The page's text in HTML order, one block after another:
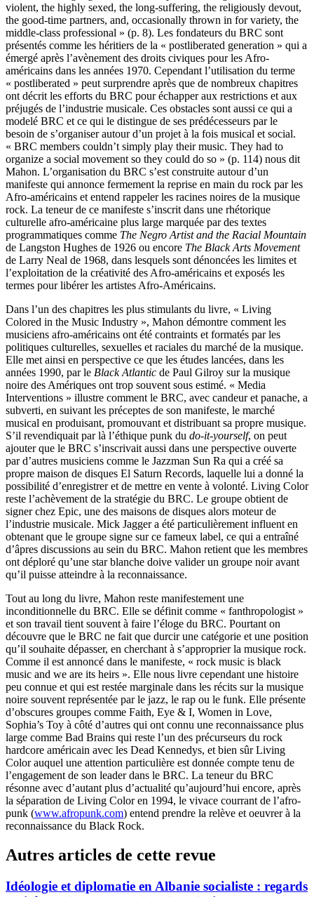
violent, the highly sexed, the long-suffering, the religiously devout,
the good-time partners, and, occasionally thrown in for variety, the
middle-class professional » (p. 8). Les fondateurs du BRC sont
présentés comme les héritiers de la « postliberated generation » qui a
émergé après l’avènement des droits civiques pour les Afro-
américains dans les années 1970. Cependant l’utilisation du terme
« postliberated » peut surprendre après que de nombreux chapitres
ont décrit les efforts du BRC pour échapper aux restrictions et aux
préjugés de l’industrie musicale. Ces obstacles sont aussi ce qui a
modelé BRC et ce qui le distingue de ses prédécesseurs par le
besoin de s’organiser autour d’un projet à la fois musical et social.
« BRC members couldn’t simply play their music. They had to
organize a social movement so they could do so » (p. 114) nous dit
Mahon. L’organisation du BRC s’est construite autour d’un
manifeste qui annonce fermement la reprise en main du rock par les
Afro-américains et entend rappeler les racines noires de la musique
rock. La teneur de ce manifeste s’inscrit dans une rhétorique
culturelle afro-américaine plus large marquée par des textes
programmatiques comme The Negro Artist and the Racial Mountain
de Langston Hughes de 1926 ou encore The Black Arts Movement
de Larry Neal de 1968, dans lesquels sont dénoncées les limites et
l’exploitation de la créativité des Afro-américains et exposés les
termes pour libérer les artistes Afro-Américains.
Dans l’un des chapitres les plus stimulants du livre, « Living
Colored in the Music Industry », Mahon démontre comment les
musiciens afro-américains ont été contraints et formatés par les
politiques culturelles, sexuelles et raciales du marché de la musique.
Elle met ainsi en perspective ce que les études lancées, dans les
années 1990, par le Black Atlantic de Paul Gilroy sur la musique
noire des Amériques ont trop souvent sous estimé. « Media
Interventions » illustre comment le BRC, avec candeur et panache, a
subverti, en suivant les préceptes de son manifeste, le marché
musical en produisant, promouvant et distribuant sa propre musique.
S’il revendiquait par là l’éthique punk du do-it-yourself, on peut
ajouter que le BRC s’inscrivait aussi dans une perspective ouverte
par d’autres musiciens comme le Jazzman Sun Ra qui a créé sa
propre maison de disques El Saturn Records, laquelle lui a donné la
possibilité d’enregistrer et de mettre en vente à volonté. Living Color
reste l’achèvement de la stratégie du BRC. Le groupe obtient de
signer chez Epic, une des maisons de disques alors moteur de
l’industrie musicale. Mick Jagger a été particulièrement influent en
obtenant que le groupe signe sur ce fameux label, ce qui a entraîné
d’âpres discussions au sein du BRC. Mahon retient que les membres
ont déploré qu’une star blanche doive valider un groupe noir avant
qu’il puisse atteindre à la reconnaissance.
Tout au long du livre, Mahon reste manifestement une
inconditionnelle du BRC. Elle se définit comme « fanthropologist »
et son travail tient souvent à faire l’éloge du BRC. Pourtant on
découvre que le BRC ne fait que durcir une catégorie et une position
qu’il souhaite dépasser, en cherchant à s’approprier la musique rock.
Comme il est annoncé dans le manifeste, « rock music is black
music and we are its heirs ». Elle nous livre cependant une histoire
peu connue et qui est restée marginale dans les récits sur la musique
noire souvent représentée par le jazz, le rap ou le funk. Elle présente
d’obscures groupes comme Faith, Eye & I, Women in Love,
Sophia’s Toy à côté d’autres qui ont connu une reconnaissance plus
large comme Bad Brains qui reste l’un des précurseurs du rock
hardcore américain avec les Dead Kennedys, et bien sûr Living
Color auquel une attention particulière est donnée compte tenu de
l’engagement de son leader dans le BRC. La teneur du BRC
résonne avec d’autant plus d’actualité qu’aujourd’hui encore, après
la séparation de Living Color en 1994, le vivace courrant de l’afro-
punk (www.afropunk.com) entend prendre la relève et oeuvrer à la
reconnaissance du Black Rock.
Autres articles de cette revue
Idéologie et diplomatie en Albanie socialiste : regards